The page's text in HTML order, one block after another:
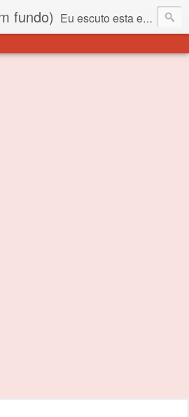
fundo) Eu escuto esta expressão "saco de filó" desde criança. Para quem não sabe, filó é um tecido todo furadinho e permite que um saco feito com ele, mesmo que muito exposto ao ar soprado para dentro, nunca vai se encher. Aí está o propósito deste nome... Para viver em sociedade tem que ter saco de filó.